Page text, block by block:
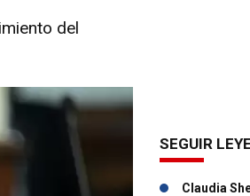
del
SEGUIR
Claudia